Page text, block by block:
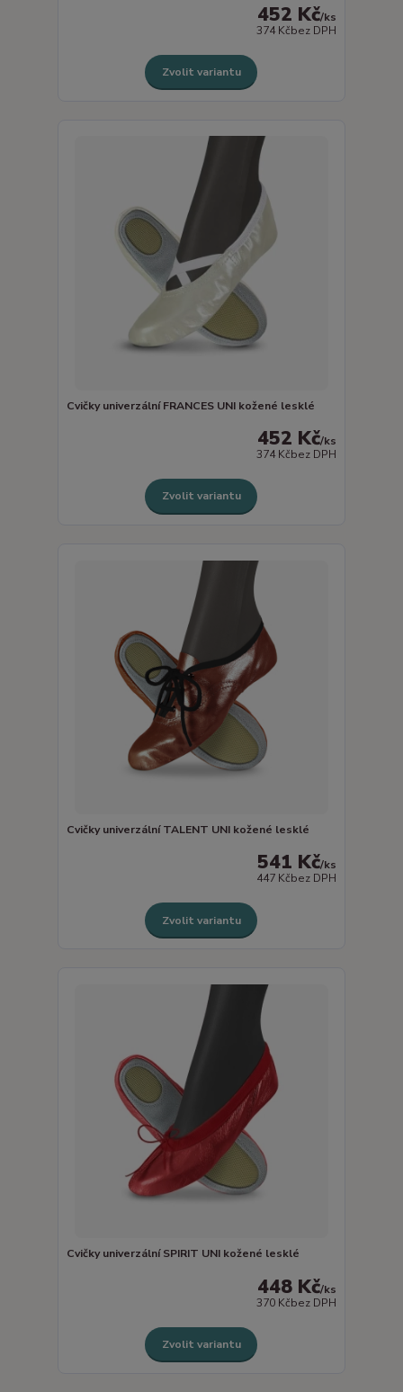
452 Kč/ks
374 Kčbez DPH
Zvolit variantu
Cvičky univerzální FRANCES UNI kožené lesklé
452 Kč/ks
374 Kčbez DPH
Zvolit variantu
Cvičky univerzální TALENT UNI kožené lesklé
541 Kč/ks
447 Kčbez DPH
Zvolit variantu
Cvičky univerzální SPIRIT UNI kožené lesklé
448 Kč/ks
370 Kčbez DPH
Zvolit variantu